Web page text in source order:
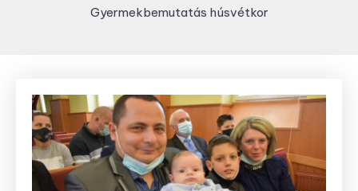
Gyermekbemutatás húsvétkor